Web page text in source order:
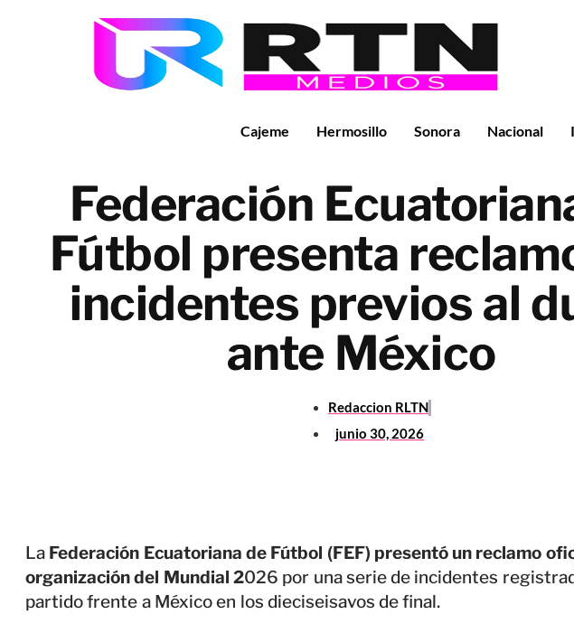
Cajeme Hermosillo Sonora Nacional
Federación
Fútbol presenta
incidentes previos al
ante México
Redaccion RLTN
junio 30, 2026
La Federación Ecuatoriana de Fútbol (FEF) presentó un reclamo
organización del Mundial 2026 por una serie de incidentes
partido frente a México en los dieciseisavos de final.